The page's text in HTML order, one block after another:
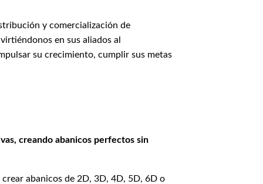
y comercialización de
en sus aliados al
su crecimiento, cumplir sus metas
creando abanicos perfectos sin
abanicos de 2D, 3D, 4D, 5D, 6D o